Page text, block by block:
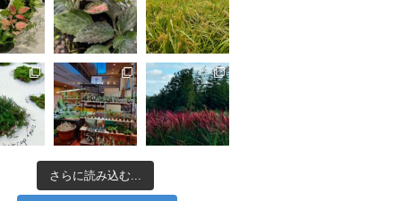
さらに読み込む...